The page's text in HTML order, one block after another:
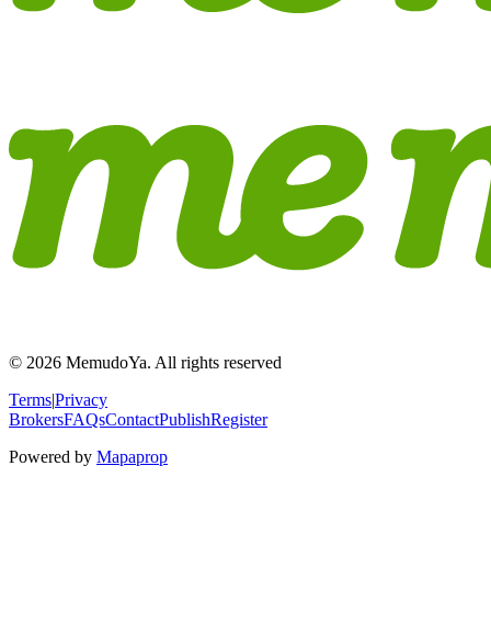
© 2026 MemudoYa. All rights reserved
Terms|Privacy
BrokersFAQsContactPublishRegister
Powered by Mapaprop